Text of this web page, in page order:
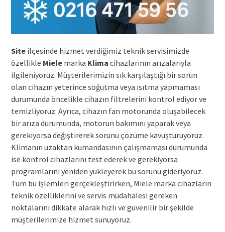
Siteilçesinde hizmet verdiğimiz teknik servisimizde
özellikle Mielemarka Klima cihazlarının arızalarıyla
ilgileniyoruz. Müşterilerimizin sık karşılaştığı bir sorun
olan cihazın yeterince soğutma veya ısıtma yapmaması
durumunda öncelikle cihazın filtrelerini kontrol ediyor ve
temizliyoruz. Ayrıca, cihazın fan motorunda oluşabilecek
bir arıza durumunda, motorun bakımını yaparak veya
gerekiyorsa değiştirerek sorunu çözüme kavuşturuyoruz.
Klimanın uzaktan kumandasının çalışmaması durumunda
ise kontrol cihazlarını test ederek ve gerekiyorsa
programlarını yeniden yükleyerek bu sorunu gideriyoruz.
Tüm bu işlemleri gerçekleştirirken, Miele marka cihazların
teknik özelliklerini ve servis müdahalesi gereken
noktalarını dikkate alarak hızlı ve güvenilir bir şekilde
müşterilerimize hizmet sunuyoruz.